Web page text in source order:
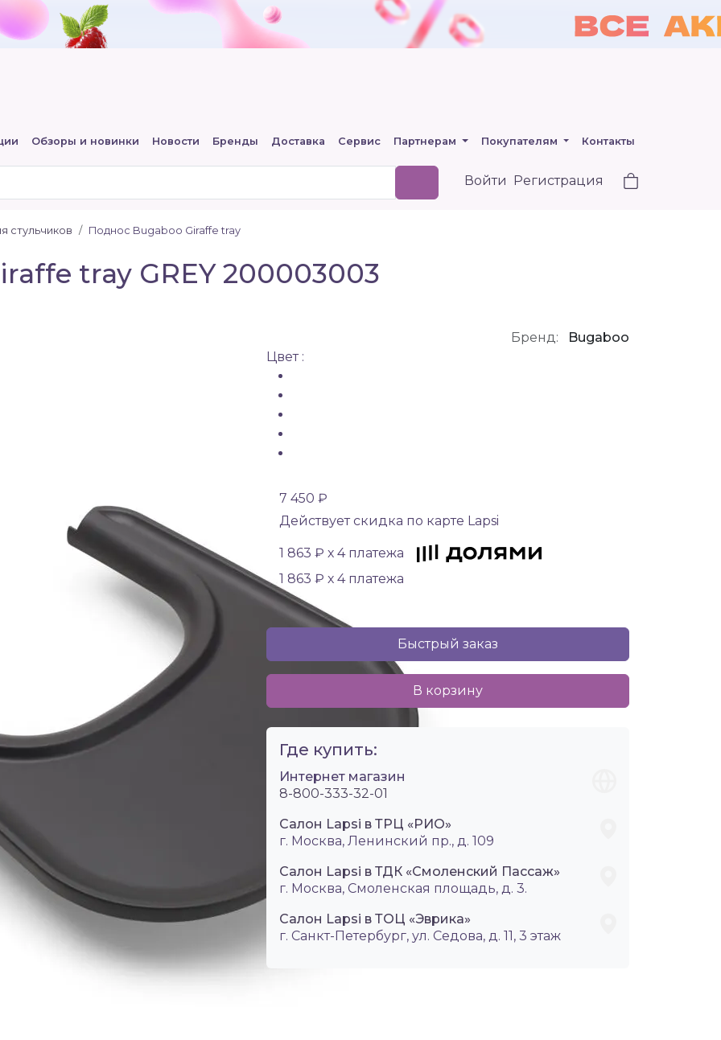
Обзоры и новинки Новости Бренды Доставка Сервис Партнерам Покупателям Контакты
Войти Регистрация
стульчиков Поднос Bugaboo Giraffe tray
tray GREY 200003003
Бренд:
Bugaboo
Цвет :
7 450 ₽
Действует скидка по карте Lapsi
1 863 ₽ х 4 платежа
1 863 ₽ х 4 платежа
Быстрый заказ
В корзину
Где купить:
Интернет магазин
8-800-333-32-01
Салон Lapsi в ТРЦ «РИО»
г. Москва, Ленинский пр., д. 109
Салон Lapsi в ТДК «Смоленский Пассаж»
г. Москва, Смоленская площадь, д. 3.
Салон Lapsi в ТОЦ «Эврика»
г. Санкт-Петербург, ул. Седова, д. 11, 3 этаж